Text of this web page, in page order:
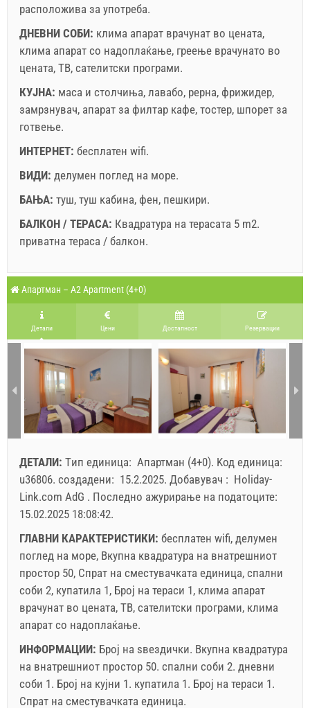
расположива за употреба.
ДНЕВНИ СОБИ: клима апарат врачунат во цената,
клима апарат со надоплаќање, греење врачунато во
цената, ТВ, сателитски програми.
КУЈНА: маса и столчиња, лавабо, рерна, фрижидер,
замрзнувач, апарат за филтар кафе, тостер, шпорет за
готвење.
ИНТЕРНЕТ: бесплатен wifi.
ВИДИ: делумен поглед на море.
БАЊА: туш, туш кабина, фен, пешкири.
БАЛКОН / ТЕРАСА: Квадратура на терасата 5 m2.
приватна тераса / балкон.
A1 Apartment (4+0) : Prices 2026 EUR
Бр. на лица
5.9.2026
6.9.2026
21.9.2026
1 - 4
171.43 EUR 132.86 EUR
107.14 EUR
мин. ноќевања
4
пристигнување
Било кој ден Било кој ден Било кој
луѓе.
Понуди:
Holiday-Link плаќа: 3.10.2025 - 31.12.2026 / - 10 %
Задолжителнo:Пријава на гостите (01.07. - 31.08): 10
EUR (once - по_person), Пријава на гостите (01.01 -
30.06. / 01.09. - 31.12.): 5 EUR (once - по_person)
Незадолжително: Клима: 5 EUR (per_night - по_unit),
Домашно милениче: 7 EUR (per_night - по_unit)
Легенда: термините со црвена позадина се резервирани
2026
ПО ВТ СР ЧЕ ПЕ СА НЕ
2
9
10
11 12 14 15
16
17
18 20 21 22
23
31
Полињата означени со ѕвездичка (*) се
задолжителни!
Апартман – A2 Apartment (4+0)
Детали Цени Достапност Pезервации
ДЕТАЛИ: Tип единица: Апартман (4+0). Kод единица:
u36806. создадени: 15.2.2025. Добавувач : Holiday-
Link.com AdG . Последно ажурирање на податоците:
15.02.2025 18:08:42.
ГЛАВНИ КАРАКТЕРИСТИКИ: бесплатен wifi, делумен
поглед на море, Вкупна квадратура на внатрешниот
простор 50, Спрат на сместувачката единица, спални
соби 2, купатила 1, Број на тераси 1, клима апарат
врачунат во цената, ТВ, сателитски програми, клима
апарат со надоплаќање.
ИНФОРМАЦИИ: Број на ѕвездички. Вкупна квадратура
на внатрешниот простор 50. спални соби 2. дневни
соби 1. Број на кујни 1. купатила 1. Број на тераси 1.
Спрат на сместувачката единица.